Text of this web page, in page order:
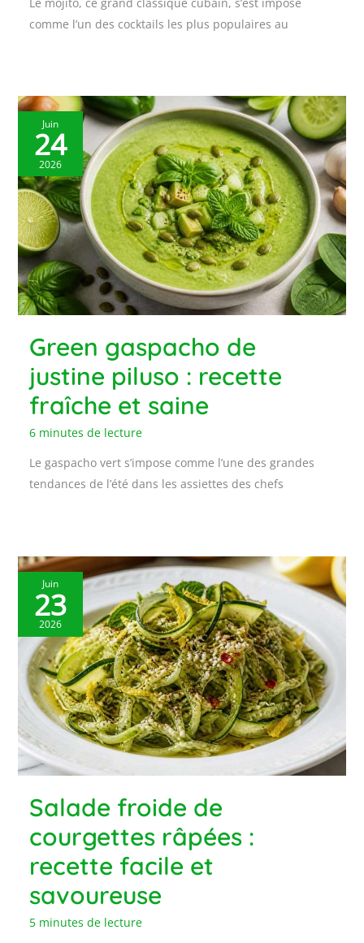
comme l’un des cocktails les plus populaires au
Juin
24
2026
Green gaspacho de
justine piluso : recette
fraîche et saine
6 minutes de lecture
Le gaspacho vert s’impose comme l’une des grandes
tendances de l’été dans les assiettes des chefs
Juin
23
2026
Salade froide de
courgettes râpées :
recette facile et
savoureuse
5 minutes de lecture